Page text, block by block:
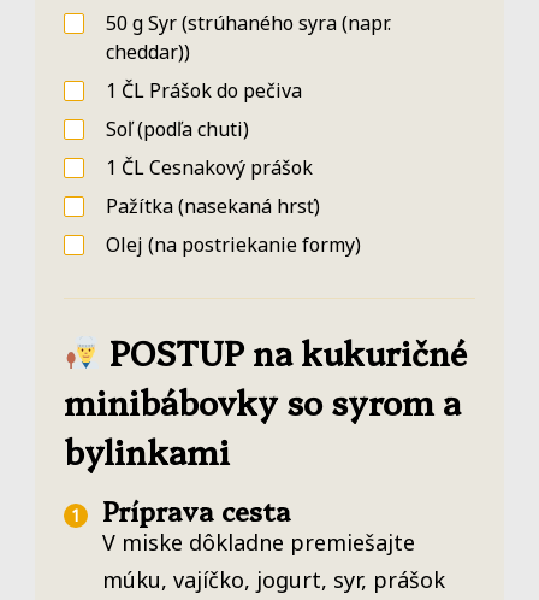
50gSyr(strúhaného syra (napr.
cheddar))
1 ČL Prášok do pečiva
Soľ(podľa chuti)
1 ČLCesnakový prášok
Pažítka(nasekaná hrsť)
Olej (na postriekanie formy)
POSTUP na kukuričné
minibábovky so syrom a
bylinkami
Príprava cesta
V miske dôkladne premiešajte
múku, vajíčko, jogurt, syr, prášok